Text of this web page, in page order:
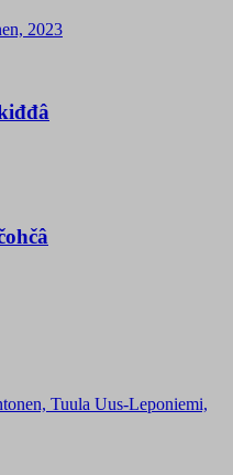
2023
Tuula Uus-Leponiemi,